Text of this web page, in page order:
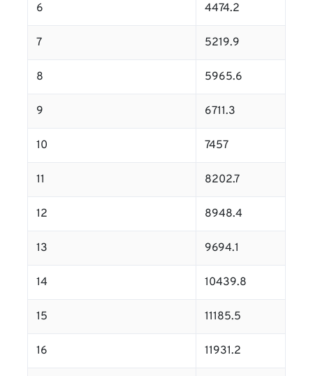
6 4474.2
7 5219.9
8 5965.6
9 6711.3
10 7457
11 8202.7
12 8948.4
13 9694.1
14 10439.8
15 11185.5
16 11931.2